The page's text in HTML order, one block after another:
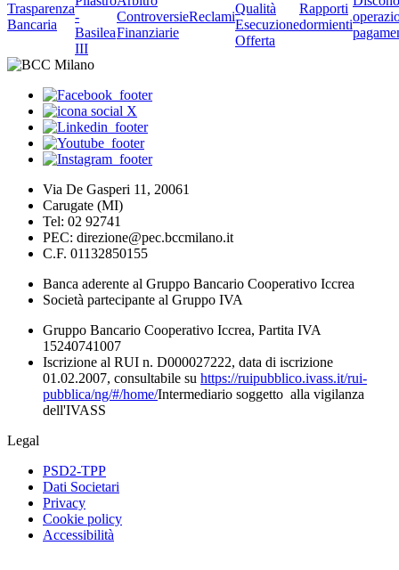
Trasparenza
Bancaria
-
Basilea
III
Controversie
Finanziarie
Reclami
Qualità
Esecuzione
Offerta
Rapporti
dormienti
Via De Gasperi 11, 20061
Carugate (MI)
Tel: 02 92741
PEC: direzione@pec.bccmilano.it
C.F. 01132850155
Banca aderente al Gruppo Bancario Cooperativo Iccrea
Società partecipante al Gruppo IVA
Gruppo Bancario Cooperativo Iccrea, Partita IVA
15240741007
Iscrizione al RUI n. D000027222, data di iscrizione
01.02.2007, consultabile su https://ruipubblico.ivass.it/rui-
pubblica/ng/#/home/Intermediario soggetto alla vigilanza
dell'IVASS
Legal
PSD2-TPP
Dati Societari
Privacy
Cookie policy
Accessibilità